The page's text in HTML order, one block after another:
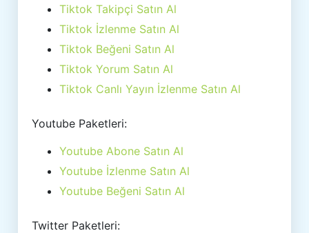
Tiktok Takipçi Satın Al
Tiktok İzlenme Satın Al
Tiktok Beğeni Satın Al
Tiktok Yorum Satın Al
Tiktok Canlı Yayın İzlenme Satın Al
Youtube Paketleri:
Youtube Abone Satın Al
Youtube İzlenme Satın Al
Youtube Beğeni Satın Al
Twitter Paketleri: